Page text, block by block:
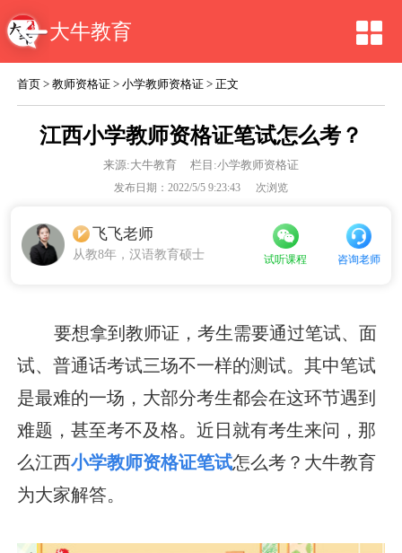
大牛教育
首页 >教师资格证 >小学教师资格证 > 正文
江西小学教师资格证笔试怎么考？
来源:大牛教育 栏目:小学教师资格证
发布日期：2022/5/5 9:23:43 次浏览
飞飞老师
从教8年，汉语教育硕士 试听课程 咨询老师
要想拿到教师证，考生需要通过笔试、面
试、普通话考试三场不一样的测试。其中笔试
是最难的一场，大部分考生都会在这环节遇到
难题，甚至考不及格。近日就有考生来问，那
么江西小学教师资格证笔试怎么考？大牛教育
为大家解答。